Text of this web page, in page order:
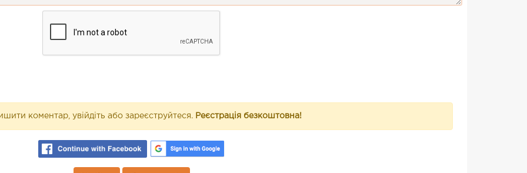
коментар, увійдіть або зареєструйтеся. Реєстрація безкоштовна!